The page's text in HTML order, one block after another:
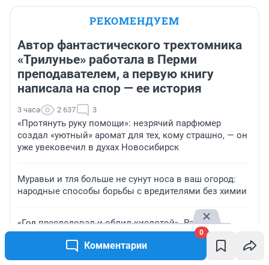
Комментарии
0
РЕКОМЕНДУЕМ
Автор фантастического трехтомника
«Трилунье» работала в Перми
преподавателем, а первую книгу
написала на спор — ее история
3 часа 2 637 3
«Протянуть руку помощи»: незрячий парфюмер
создал «уютный» аромат для тех, кому страшно, — он
уже увековечил в духах Новосибирск
Муравьи и тля больше не сунут носа в ваш огород:
народные способы борьбы с вредителями без химии
«Год преследовал и облил кислотой». Рассказ
петербурженки о жестоком нападении и
реабилитации